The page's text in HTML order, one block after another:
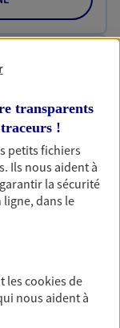
en
en herbe
à l'abri d'un
et vos
transparents
!
petits fichiers
. Ils nous aident à
la sécurité
dans le
lescookiesde
nous aident à